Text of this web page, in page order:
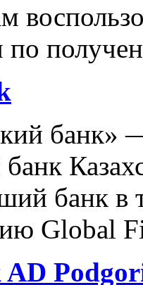
по
банк»
банк в
Global